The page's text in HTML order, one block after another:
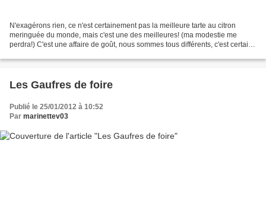
N'exagérons rien, ce n'est certainement pas la meilleure tarte au citron
meringuée du monde, mais c'est une des meilleures! (ma modestie me
perdra!) C'est une affaire de goût, nous sommes tous différents, c'est certain
Les Gaufres de foire
Publié le 25/01/2012 à 10:52
Par marinettev03